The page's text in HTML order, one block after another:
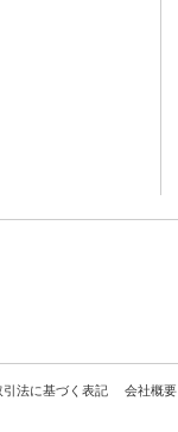
引法に基づく表記
会社概要